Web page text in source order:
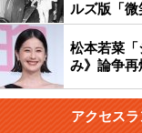
ルズ版「微
松本若菜
み》論争
アクセス